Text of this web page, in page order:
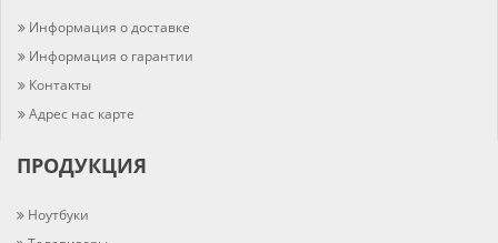
Информация о доставке
Информация о гарантии
Контакты
Адрес нас карте
ПРОДУКЦИЯ
Ноутбуки